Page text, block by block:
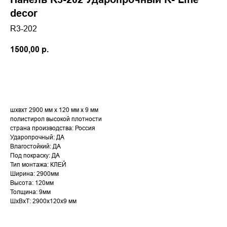
decor
R3-202
1500,00 р.
шхвхт 2900 мм х 120 мм х 9 мм
полистирол высокой плотности
страна производства: Россия
Ударопрочный: ДА
Влагостойкий: ДА
Под покраску: ДА
Тип монтажа: КЛЕЙ
Ширина: 2900мм
Высота: 120мм
Толщина: 9мм
ШxВxТ: 2900x120x9 мм